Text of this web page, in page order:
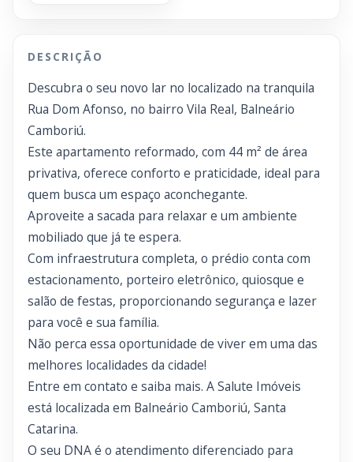
DESCRIÇÃO
Descubra o seu novo lar no localizado na tranquila
Rua Dom Afonso, no bairro Vila Real, Balneário
Camboriú.
Este apartamento reformado, com 44 m² de área
privativa, oferece conforto e praticidade, ideal para
quem busca um espaço aconchegante.
Aproveite a sacada para relaxar e um ambiente
mobiliado que já te espera.
Com infraestrutura completa, o prédio conta com
estacionamento, porteiro eletrônico, quiosque e
salão de festas, proporcionando segurança e lazer
para você e sua família.
Não perca essa oportunidade de viver em uma das
melhores localidades da cidade!
Entre em contato e saiba mais. A Salute Imóveis
está localizada em Balneário Camboriú, Santa
Catarina.
O seu DNA é o atendimento diferenciado para